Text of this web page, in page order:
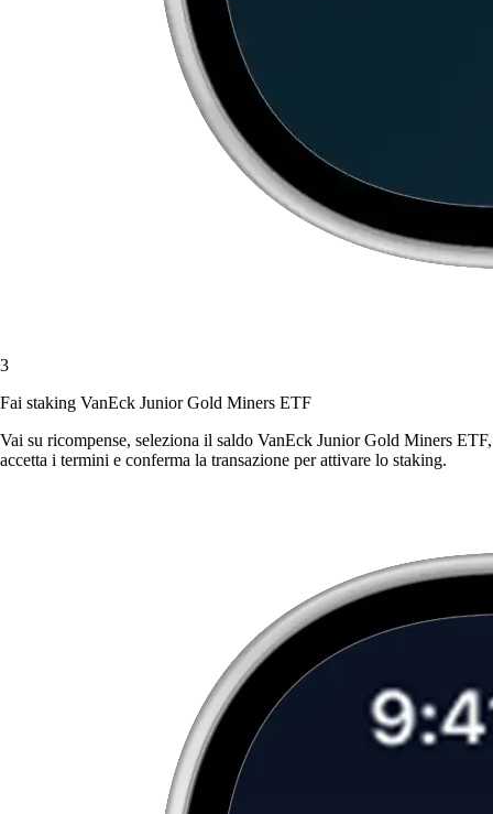
3
Fai staking VanEck Junior Gold Miners ETF
Vai su ricompense, seleziona il saldo VanEck Junior Gold Miners ETF,
accetta i termini e conferma la transazione per attivare lo staking.